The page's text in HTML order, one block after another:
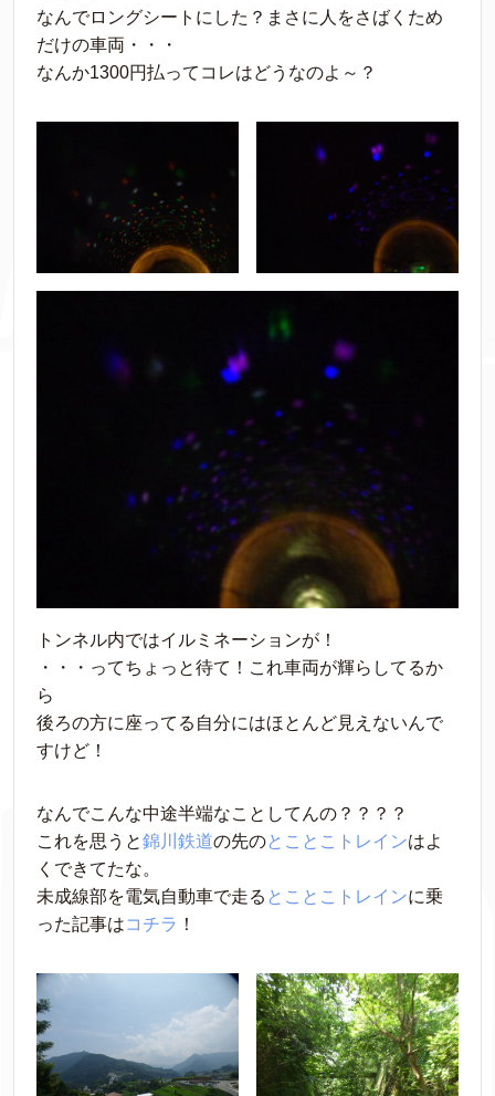
なんでロングシートにした？まさに人をさばくため
だけの車両・・・
なんか1300円払ってコレはどうなのよ～？
トンネル内ではイルミネーションが！
・・・ってちょっと待て！これ車両が輝らしてるか
ら
後ろの方に座ってる自分にはほとんど見えないんで
すけど！
なんでこんな中途半端なことしてんの？？？？
これを思うと錦川鉄道の先のとことこトレインはよ
くできてたな。
未成線部を電気自動車で走る とことこトレインに乗
った記事はコチラ ！